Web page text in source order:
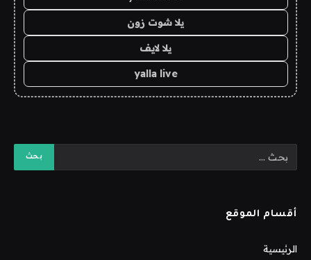
يلا شوت زون
يلا لايف
yalla live
أقسام الموقع
الرئيسية